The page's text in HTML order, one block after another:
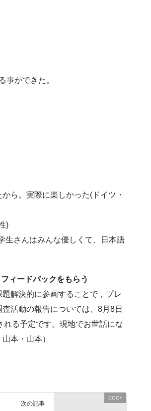
事ができた。
ら。実際に楽しかった(ドイツ・
)
生さんはみんな優しくて、日本語
ィードバックをもらう
解決的に参画することで，プレ
活動の報告については、8月8日
る予定です。現地でお世話にな
本・山本）
COC+
次の記事